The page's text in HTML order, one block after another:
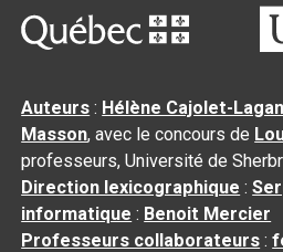
Auteurs : Hélène Cajolet-
Masson, avec le concours de
professeurs, Université de
Direction lexicographique :
informatique : Benoit Mercier
Professeurs collaborateurs :